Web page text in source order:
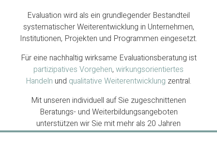
Evaluation wird als ein grundlegender Bestandteil
systematischer Weiterentwicklung in Unternehmen,
Institutionen, Projekten und Programmen eingesetzt.
Für eine nachhaltig wirksame Evaluationsberatung ist
partizipatives Vorgehen, wirkungsorientiertes
Handeln und qualitative Weiterentwicklung zentral.
Mit unseren individuell auf Sie zugeschnittenen
Beratungs- und Weiterbildungsangeboten
unterstützen wir Sie mit mehr als 20 Jahren
Evaluationsexpertise dabei, einen nachhaltigen